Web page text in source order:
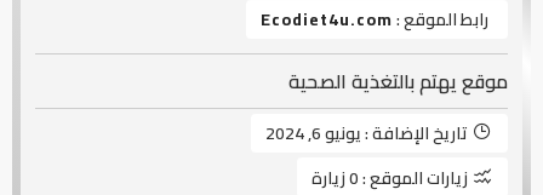
رابط الموقع :Ecodiet4u.com
موقع يهتم بالتغذية الصحية
تاريخ الإضافة :يونيو 6, 2024
زيارات الموقع :0 زيارة